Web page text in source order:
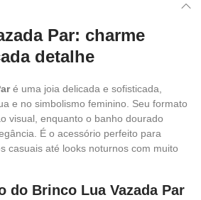
Par: charme
detalhe
é uma joia delicada e sofisticada,
e no simbolismo feminino. Seu formato
visual, enquanto o banho dourado
É o acessório perfeito para
casuais até looks noturnos com muito
do Brinco Lua Vazada Par